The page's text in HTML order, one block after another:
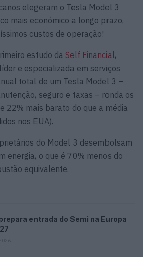
elegeram o Tesla Model 3
mais económico a longo prazo,
custos de operação!
estudo da Self Financial,
e especializada em serviços
total de um Tesla Model 3 –
seguro e taxas – ronda os
22% mais barato do que a média
nos EUA).
do Model 3 desembolsam
energia, o que é 70% menos do
equivalente.
entrada do Semi na Europa